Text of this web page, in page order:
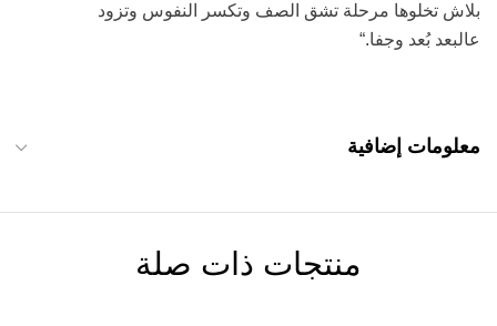
بلاش تخلوها مرحلة تشق الصف وتكسر النفوس وتزود
عالبعد بُعد وجفا.“
معلومات إضافية
منتجات ذات صلة